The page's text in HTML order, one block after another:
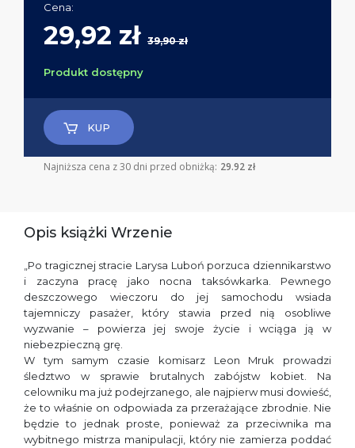
Cena:
29,92 zł 39,90 zł
Produkt dostępny
KUP
Najniższa cena z 30 dni przed obniżką: 29.92 zł
Opis książki Wrzenie
„Po tragicznej stracie Larysa Luboń porzuca dziennikarstwo
i zaczyna pracę jako nocna taksówkarka. Pewnego
deszczowego wieczoru do jej samochodu wsiada
tajemniczy pasażer, który stawia przed nią osobliwe
wyzwanie – powierza jej swoje życie i wciąga ją w
niebezpieczną grę.
W tym samym czasie komisarz Leon Mruk prowadzi
śledztwo w sprawie brutalnych zabójstw kobiet. Na
celowniku ma już podejrzanego, ale najpierw musi dowieść,
że to właśnie on odpowiada za przerażające zbrodnie. Nie
będzie to jednak proste, ponieważ za przeciwnika ma
wybitnego mistrza manipulacji, który nie zamierza poddać